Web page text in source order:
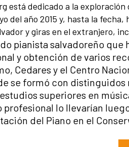
está dedicado a la
del año 2015 y, hasta la
y giras en el extranjero,
pianista salvadoreño
y obtención de varios
Cedares y el Centro
se formó con
superiores en
lo llevarían
del Piano en el